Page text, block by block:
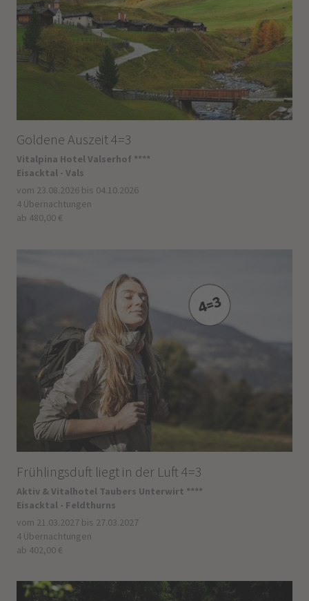
Goldene Auszeit 4=3
Vitalpina Hotel Valserhof ****
Eisacktal - Vals
vom 23.08.2026 bis 04.10.2026
4 Übernachtungen
ab 480,00 €
Frühlingsduft liegt in der Luft 4=3
Aktiv & Vitalhotel Taubers Unterwirt ****
Eisacktal - Feldthurns
vom 21.03.2027 bis 27.03.2027
4 Übernachtungen
ab 402,00 €